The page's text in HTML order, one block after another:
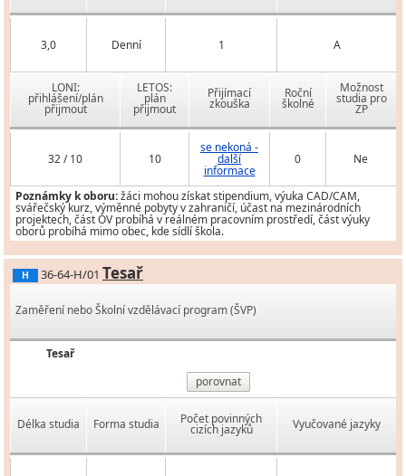
3,0 Denní 1 A
LONI:
přihlášení/plán
přijmout
LETOS:
plán
přijmout
Přijímací
zkouška
Roční
školné
Možnost
studia pro
ZP
32 / 10 10
se nekoná -
další
informace
0 Ne
Poznámky k oboru:žáci mohou získat stipendium, výuka CAD/CAM,
svářečský kurz, výměnné pobyty v zahraničí, účast na mezinárodních
projektech, část OV probíhá v reálném pracovním prostředí, část výuky
oborů probíhá mimo obec, kde sídlí škola.
H 36-64-H/01 Tesař
Zaměření nebo Školní vzdělávací program (ŠVP)
Tesař
porovnat
Délka studia Forma studia Počet povinných
cizích jazyků Vyučované jazyky